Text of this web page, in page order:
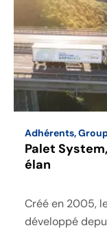
Adhérents,
Palet
élan
Créé en 2005,
développé